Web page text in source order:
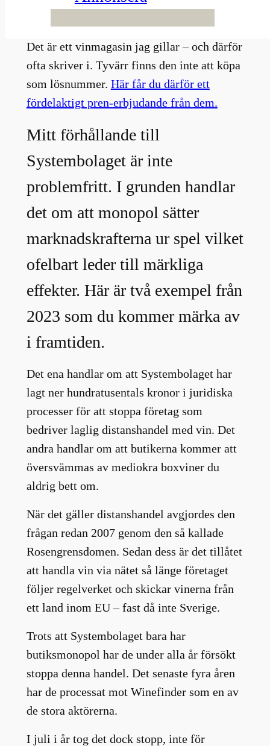
Det är ett vinmagasin jag gillar – och därför
ofta skriver i. Tyvärr finns den inte att köpa
som lösnummer. Här får du därför ett
fördelaktigt pren-erbjudande från dem.
Mitt förhållande till
Systembolaget är inte
problemfritt. I grunden handlar
det om att monopol sätter
marknadskrafterna ur spel vilket
ofelbart leder till märkliga
effekter. Här är två exempel från
2023 som du kommer märka av
i framtiden.
Det ena handlar om att Systembolaget har
lagt ner hundratusentals kronor i juridiska
processer för att stoppa företag som
bedriver laglig distanshandel med vin. Det
andra handlar om att butikerna kommer att
översvämmas av mediokra boxviner du
aldrig bett om.
När det gäller distanshandel avgjordes den
frågan redan 2007 genom den så kallade
Rosengrensdomen. Sedan dess är det tillåtet
att handla vin via nätet så länge företaget
följer regelverket och skickar vinerna från
ett land inom EU – fast då inte Sverige.
Trots att Systembolaget bara har
butiksmonopol har de under alla år försökt
stoppa denna handel. Det senaste fyra åren
har de processat mot Winefinder som en av
de stora aktörerna.
I juli i år tog det dock stopp, inte för